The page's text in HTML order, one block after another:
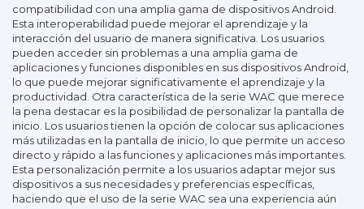
compatibilidad con una amplia gama de dispositivos Android.
Esta interoperabilidad puede mejorar el aprendizaje y la
interacción del usuario de manera significativa. Los usuarios
pueden acceder sin problemas a una amplia gama de
aplicaciones y funciones disponibles en sus dispositivos Android,
lo que puede mejorar significativamente el aprendizaje y la
productividad. Otra característica de la serie WAC que merece
la pena destacar es la posibilidad de personalizar la pantalla de
inicio. Los usuarios tienen la opción de colocar sus aplicaciones
más utilizadas en la pantalla de inicio, lo que permite un acceso
directo y rápido a las funciones y aplicaciones más importantes.
Esta personalización permite a los usuarios adaptar mejor sus
dispositivos a sus necesidades y preferencias específicas,
haciendo que el uso de la serie WAC sea una experiencia aún